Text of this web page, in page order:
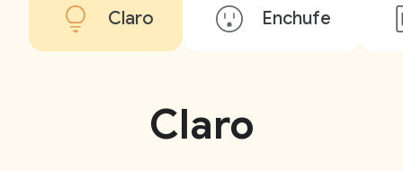
Claro Enchufe
Claro